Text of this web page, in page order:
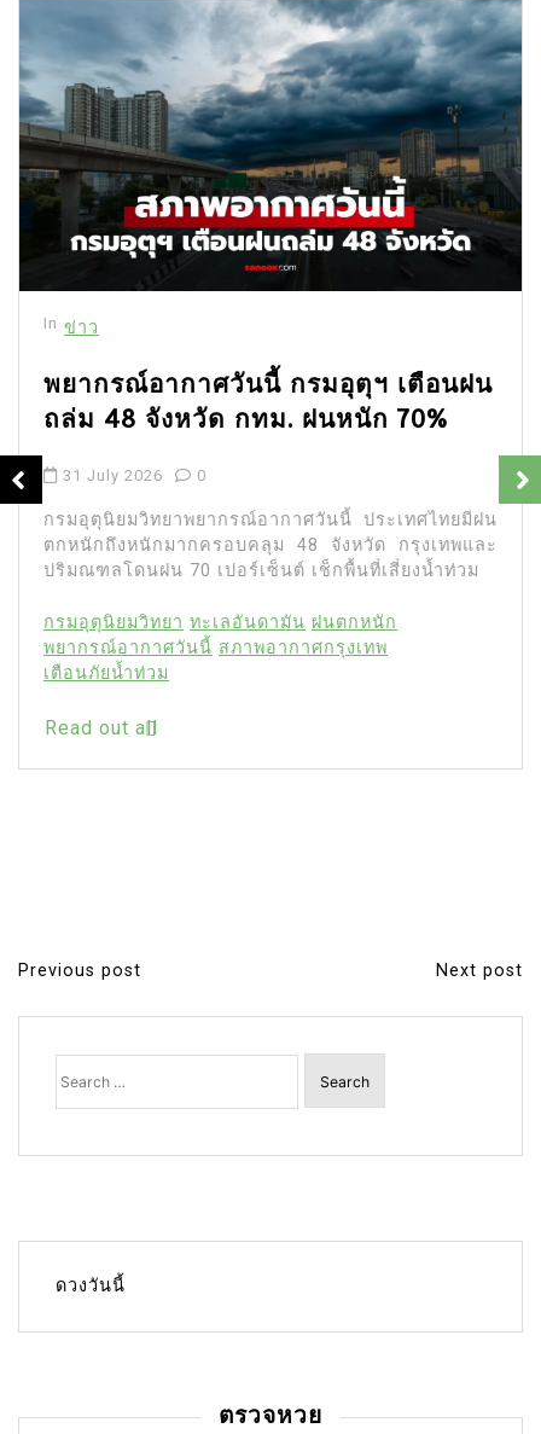
อนฝน
ไทยมีฝน
เทพและ
น้ำท่วม
อาลัย หวังข่าย นักแสดงไต้หวัน
ชีวิตกะทันหันในวัย 43 ปี
27 July 2026 0 21 words
ข้อมูลรายงาน หวังข่าย นักแสดงไต้หวั
หลังเพิ่งถ่ายทำละครเสร็จเพียงหนึ่งวัน
Bittersweet Destiny
P
o
i
Previous post Next post
Search
for:
ดวงวันนี้
ตรวจหวย